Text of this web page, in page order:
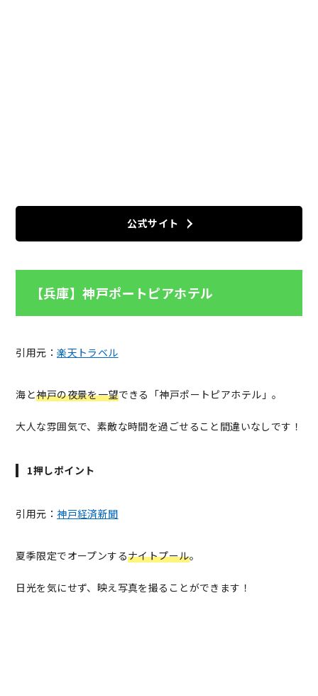
公式サイト
【兵庫】神戸ポートピアホテル
引用元：楽天トラベル
海と神戸の夜景を一望できる「神戸ポートピアホテル」。
大人な雰囲気で、素敵な時間を過ごせること間違いなしです！
1押しポイント
引用元：神戸経済新聞
夏季限定でオープンするナイトプール。
日光を気にせず、映え写真を撮ることができます！